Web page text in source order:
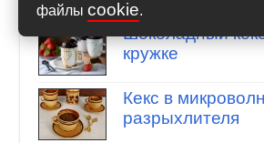
файлы cookie.
Шоколадный
кружке
Кекс в
разрыхлителя